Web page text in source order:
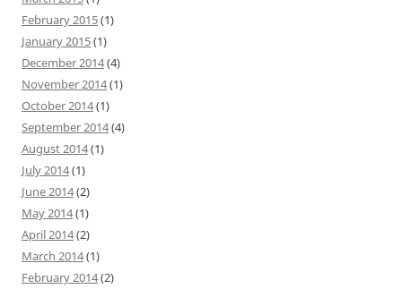
February 2015(1)
January 2015(1)
December 2014(4)
November 2014(1)
October 2014(1)
September 2014(4)
August 2014(1)
July 2014(1)
June 2014(2)
May 2014(1)
April 2014(2)
March 2014(1)
February 2014(2)